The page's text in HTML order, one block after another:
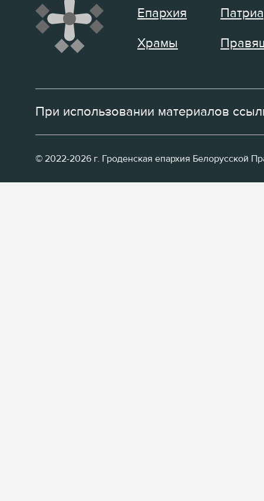
Епархия
Храмы
При использовании материалов
© 2022-2026 г. Гроденская епархия Белорусской